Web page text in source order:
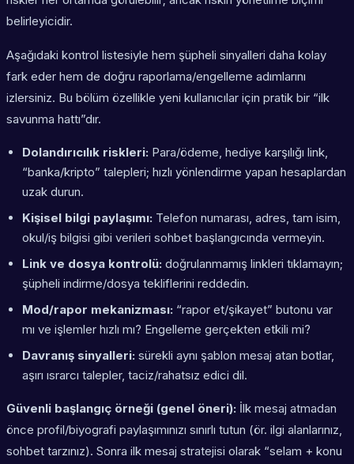
belirleyicidir.
Aşağıdaki kontrol listesiyle hem şüpheli sinyalleri daha kolay
fark eder hem de doğru raporlama/engelleme adımlarını
izlersiniz. Bu bölüm özellikle yeni kullanıcılar için pratik bir “ilk
savunma hattı”dır.
Dolandırıcılık riskleri: Para/ödeme, hediye karşılığı link,
“banka/kripto” talepleri; hızlı yönlendirme yapan hesaplardan
uzak durun.
Kişisel bilgi paylaşımı: Telefon numarası, adres, tam isim,
okul/iş bilgisi gibi verileri sohbet başlangıcında vermeyin.
Link ve dosya kontrolü: doğrulanmamış linkleri tıklamayın;
şüpheli indirme/dosya tekliflerini reddedin.
Mod/rapor mekanizması: “rapor et/şikayet” butonu var
mı ve işlemler hızlı mı? Engelleme gerçekten etkili mi?
Davranış sinyalleri: sürekli aynı şablon mesaj atan botlar,
aşırı ısrarcı talepler, taciz/rahatsız edici dil.
Güvenli başlangıç örneği (genel öneri): İlk mesaj atmadan
önce profil/biyografi paylaşımınızı sınırlı tutun (ör. ilgi alanlarınız,
sohbet tarzınız). Sonra ilk mesaj stratejisi olarak “selam + konu